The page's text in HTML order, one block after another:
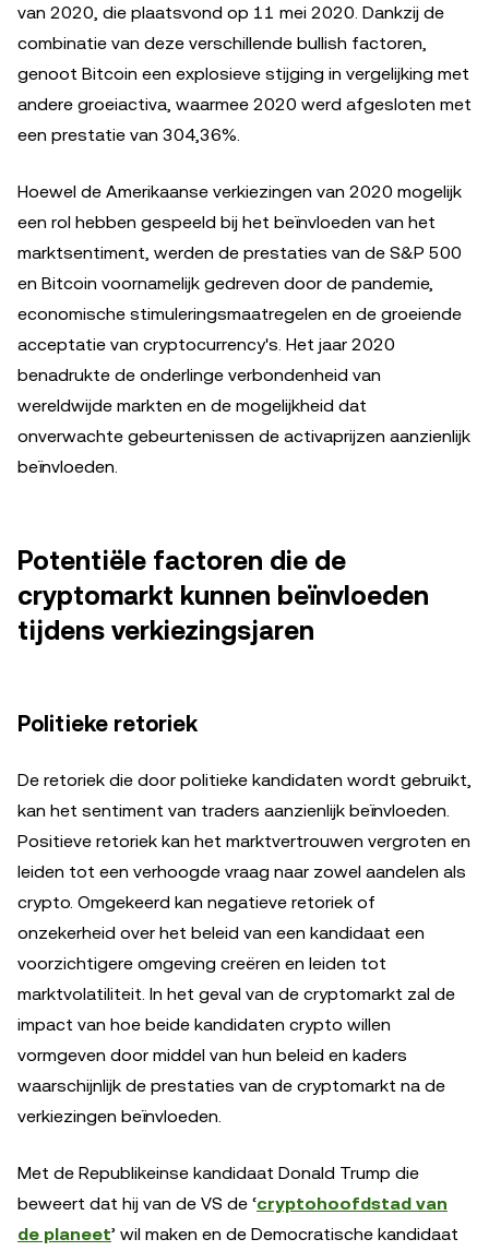
van 2020, die plaatsvond op 11 mei 2020. Dankzij de
combinatie van deze verschillende bullish factoren,
genoot Bitcoin een explosieve stijging in vergelijking met
andere groeiactiva, waarmee 2020 werd afgesloten met
een prestatie van 304,36%.
Hoewel de Amerikaanse verkiezingen van 2020 mogelijk
een rol hebben gespeeld bij het beïnvloeden van het
marktsentiment, werden de prestaties van de S&P 500
en Bitcoin voornamelijk gedreven door de pandemie,
economische stimuleringsmaatregelen en de groeiende
acceptatie van cryptocurrency's. Het jaar 2020
benadrukte de onderlinge verbondenheid van
wereldwijde markten en de mogelijkheid dat
onverwachte gebeurtenissen de activaprijzen aanzienlijk
beïnvloeden.
Potentiële factoren die de
cryptomarkt kunnen beïnvloeden
tijdens verkiezingsjaren
Politieke retoriek
De retoriek die door politieke kandidaten wordt gebruikt,
kan het sentiment van traders aanzienlijk beïnvloeden.
Positieve retoriek kan het marktvertrouwen vergroten en
leiden tot een verhoogde vraag naar zowel aandelen als
crypto. Omgekeerd kan negatieve retoriek of
onzekerheid over het beleid van een kandidaat een
voorzichtigere omgeving creëren en leiden tot
marktvolatiliteit. In het geval van de cryptomarkt zal de
impact van hoe beide kandidaten crypto willen
vormgeven door middel van hun beleid en kaders
waarschijnlijk de prestaties van de cryptomarkt na de
verkiezingen beïnvloeden.
Met de Republikeinse kandidaat Donald Trump die
beweert dat hij van de VS de ‘cryptohoofdstad van
de planeet’ wil maken en de Democratische kandidaat